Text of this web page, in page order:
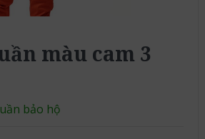
màu cam 3
bảo hộ